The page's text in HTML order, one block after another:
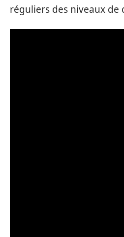
réguliers des niveaux de